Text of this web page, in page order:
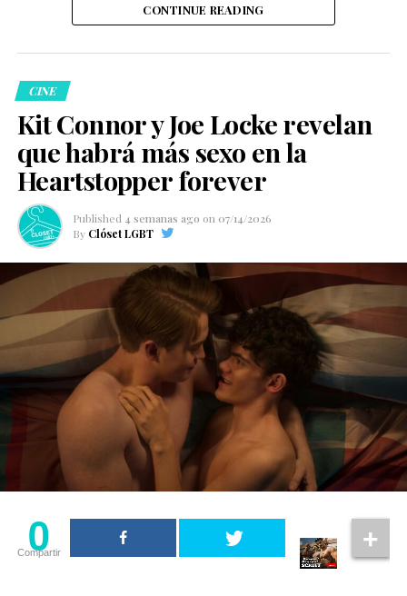
CONTINUE READING
CINE
Kit Connor y Joe Locke revelan
que habrá más sexo en la
Heartstopper forever
Published 4 semanas ago on 07/14/2026
By Clóset LGBT
0
Compartir